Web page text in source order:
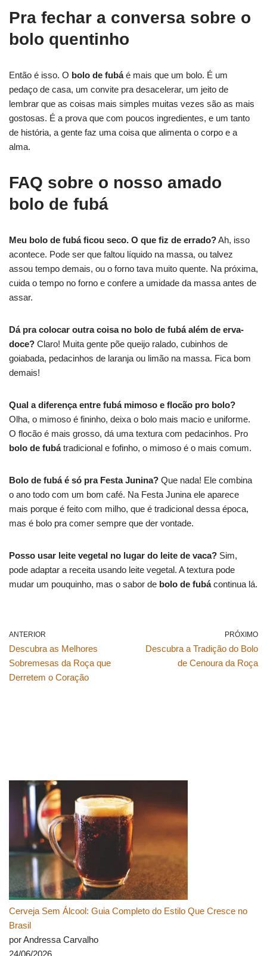
Pra fechar a conversa sobre o
bolo quentinho
Então é isso. O bolo de fubáé mais que um bolo. É um
pedaço de casa, um convite pra desacelerar, um jeito de
lembrar que as coisas mais simples muitas vezes são as mais
gostosas. É a prova que com poucos ingredientes, e um tanto
de história, a gente faz uma coisa que alimenta o corpo e a
alma.
FAQ sobre o nosso amado
bolo de fubá
Meu bolo de fubá ficou seco. O que fiz de errado?Ah, isso
acontece. Pode ser que faltou líquido na massa, ou talvez
assou tempo demais, ou o forno tava muito quente. Na próxima,
cuida o tempo no forno e confere a umidade da massa antes de
assar.
Dá pra colocar outra coisa no bolo de fubá além de erva-
doce? Claro! Muita gente põe queijo ralado, cubinhos de
goiabada, pedacinhos de laranja ou limão na massa. Fica bom
demais!
Qual a diferença entre fubá mimoso e flocão pro bolo?
Olha, o mimoso é fininho, deixa o bolo mais macio e uniforme.
O flocão é mais grosso, dá uma textura com pedacinhos. Pro
bolo de fubátradicional e fofinho, o mimoso é o mais comum.
Bolo de fubá é só pra Festa Junina? Que nada! Ele combina
o ano todo com um bom café. Na Festa Junina ele aparece
mais porque é feito com milho, que é tradicional dessa época,
mas é bolo pra comer sempre que der vontade.
Posso usar leite vegetal no lugar do leite de vaca? Sim,
pode adaptar a receita usando leite vegetal. A textura pode
mudar um pouquinho, mas o sabor de bolo de fubácontinua lá.
ANTERIOR
Descubra as Melhores
Sobremesas da Roça que
Derretem o Coração
PRÓXIMO
Descubra a Tradição do Bolo
de Cenoura da Roça
Cerveja Sem Álcool: Guia Completo do Estilo Que Cresce no
Brasil
por Andressa Carvalho
24/06/2026